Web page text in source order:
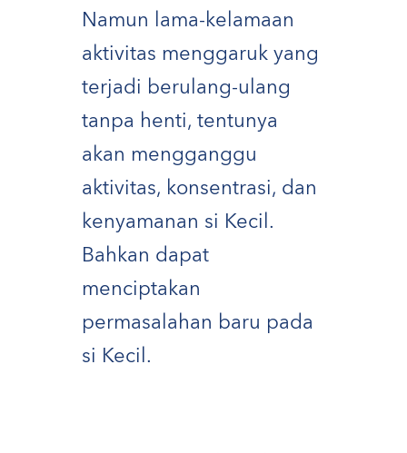
Namun lama-kelamaan
aktivitas menggaruk yang
terjadi berulang-ulang
tanpa henti, tentunya
akan mengganggu
aktivitas, konsentrasi, dan
kenyamanan si Kecil.
Bahkan dapat
menciptakan
permasalahan baru pada
si Kecil.